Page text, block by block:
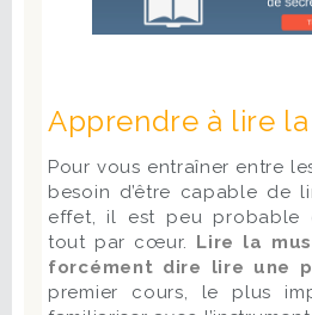
Apprendre à lire
Pour vous entraîner entre
besoin d’être capable de
effet, il est peu probable
tout par cœur. Lire la
forcément dire lire une
premier cours, le plus